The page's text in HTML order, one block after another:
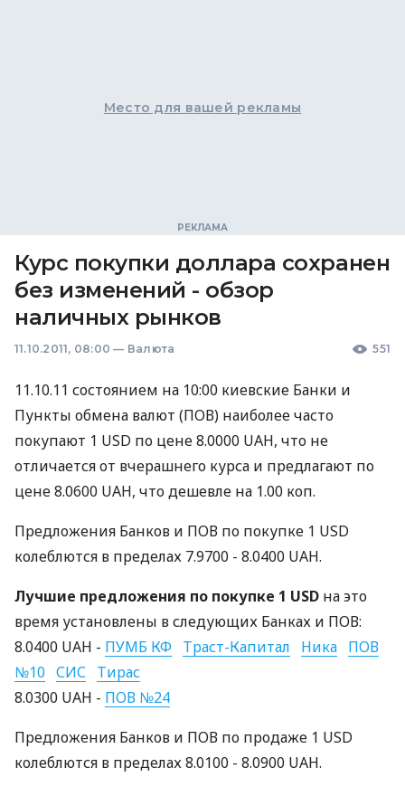
Место для вашей рекламы
Курс покупки доллара сохранен
без изменений - обзор
наличных рынков
11.10.2011, 08:00 — Валюта 551
11.10.11 состоянием на 10:00 киевские Банки и
Пункты обмена валют (ПОВ) наиболее часто
покупают 1 USD по цене 8.0000 UAH, что не
отличается от вчерашнего курса и предлагают по
цене 8.0600 UAH, что дешевле на 1.00 коп.
Предложения Банков и ПОВ по покупке 1 USD
колеблются в пределах 7.9700 - 8.0400 UAH.
Лучшие предложения по покупке 1 USD на это
время установлены в следующих Банках и ПОВ:
8.0400 UAH - ПУМБ КФ Траст-Капитал Ника ПОВ
№10 СИС Тирас
8.0300 UAH - ПОВ №24
Предложения Банков и ПОВ по продаже 1 USD
колеблются в пределах 8.0100 - 8.0900 UAH.